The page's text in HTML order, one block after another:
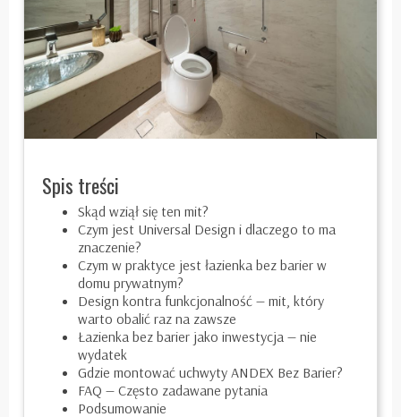
Spis treści
Skąd wziął się ten mit?
Czym jest Universal Design i dlaczego to ma
znaczenie?
Czym w praktyce jest łazienka bez barier w
domu prywatnym?
Design kontra funkcjonalność — mit, który
warto obalić raz na zawsze
Łazienka bez barier jako inwestycja — nie
wydatek
Gdzie montować uchwyty ANDEX Bez Barier?
FAQ — Często zadawane pytania
Podsumowanie